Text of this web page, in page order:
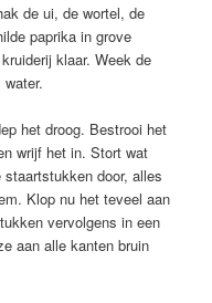
de ui, de wortel, de
paprika in grove
klaar. Week de
het droog. Bestrooi het
wrijf het in. Stort wat
door, alles
Klop nu het teveel aan
vervolgens in een
aan alle kanten bruin